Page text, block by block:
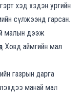
хэд хэдэн ургийн
сүлжээнд гарсан.
малын дээж
Ховд аймгийн мал
газрын дарга
манай мал